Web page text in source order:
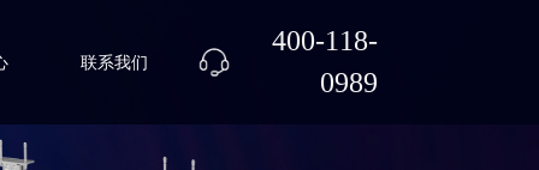
联系我们
400-118-
0989